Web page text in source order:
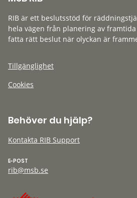
RIB är ett beslutsstöd för
hela vägen från planering av
fatta rätt beslut när olyckan är
Tillgänglighet
Cookies
Behöver du hjälp?
Kontakta RIB Support
E-POST
rib@msb.se